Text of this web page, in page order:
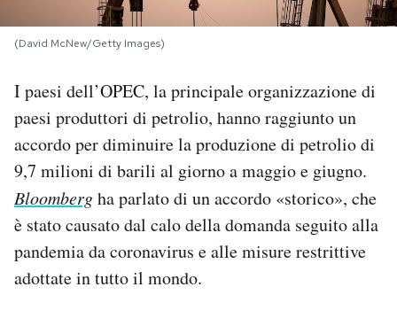
I MIEI PREFERITI
CALENDARIO
AREA PERSONALE
Area Personale
Newsletter
Notifiche mobile
(David McNew/Getty Images)
I paesi dell’OPEC, la principale organizzazione di
paesi produttori di petrolio, hanno raggiunto un
accordo per diminuire la produzione di petrolio di
9,7 milioni di barili al giorno a maggio e giugno.
Bloombergha parlato di un accordo «storico», che
è stato causato dal calo della domanda seguito alla
pandemia da coronavirus e alle misure restrittive
adottate in tutto il mondo.